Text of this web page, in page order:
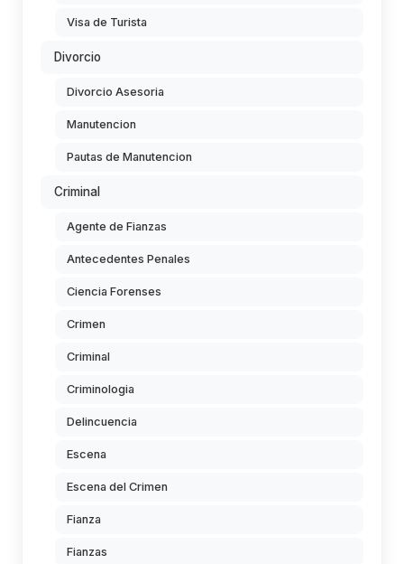
Visa de Turista
Divorcio
Divorcio Asesoria
Manutencion
Pautas de Manutencion
Criminal
Agente de Fianzas
Antecedentes Penales
Ciencia Forenses
Crimen
Criminal
Criminologia
Delincuencia
Escena
Escena del Crimen
Fianza
Fianzas